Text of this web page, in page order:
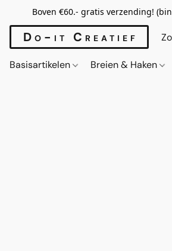
Boven €60.- gratis verzending!
Do-it Creatief
Basisartikelen Breien & Haken